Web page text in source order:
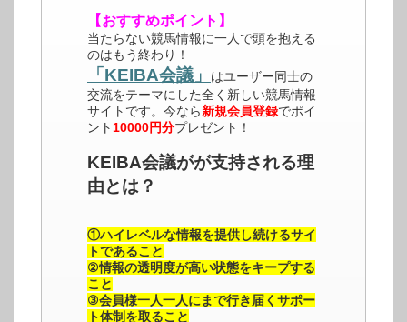
【おすすめポイント】
当たらない競馬情報に一人で頭を抱える
のはもう終わり！
「KEIBA会議」
はユーザー同士の
交流をテーマにした全く新しい競馬情報
サイトです。今なら新規会員登録でポイ
ント 10000円分プレゼント！
KEIBA会議がが支持される理
由とは？
①ハイレベルな情報を提供し続けるサイ
トであること
②情報の透明度が高い状態をキープする
こと
③会員様一人一人にまで行き届くサポー
ト体制を取ること